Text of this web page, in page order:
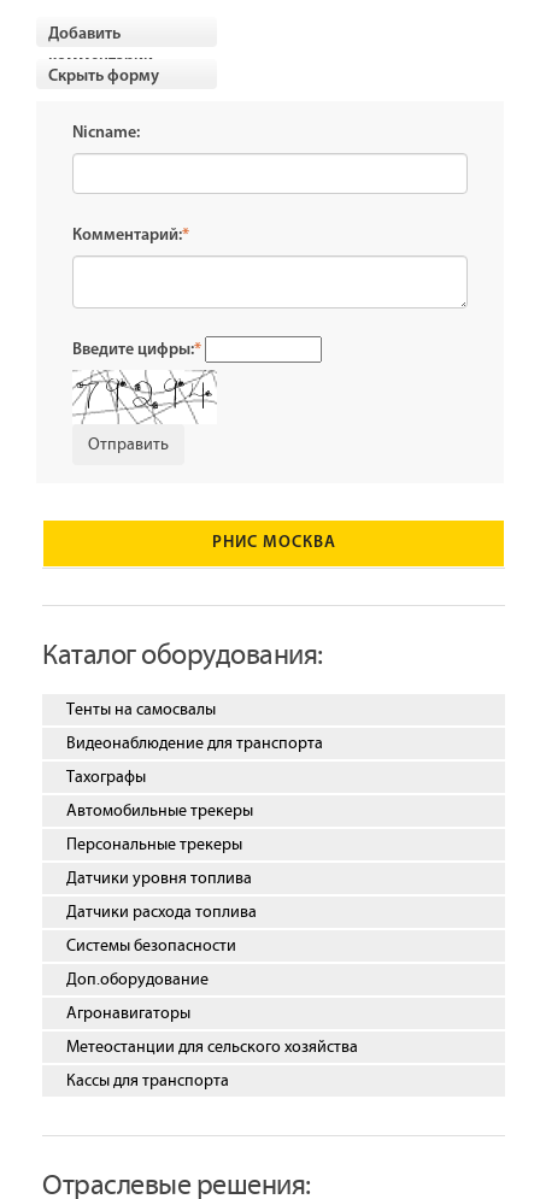
Добавить
комментарии
Скрыть форму
Nicname:
Комментарий:*
Введите цифры:*
РНИС МОСКВА
Каталог оборудования:
Тенты на самосвалы
Видеонаблюдение для транспорта
Тахографы
Автомобильные трекеры
Персональные трекеры
Датчики уровня топлива
Датчики расхода топлива
Системы безопасности
Доп.оборудование
Агронавигаторы
Метеостанции для сельского хозяйства
Кассы для транспорта
Отраслевые решения: